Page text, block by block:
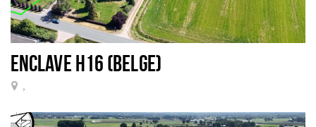
ENCLAVE H16 (BELGE)
,